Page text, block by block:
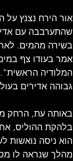
אור הירח נצנץ על
שהתערבבה עם אדי
בשירה מהמים.
אמר בעודו צף
המלודיה
גבוהה אדירים
באותה עת, הרחק
בלהקת ההוליס,
הוא ניסה נואשות
מהלך שנראה לו